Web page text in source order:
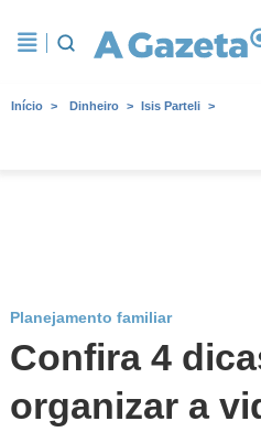
Início Dinheiro Isis Parteli
Planejamento familiar
Confira 4
organizar a